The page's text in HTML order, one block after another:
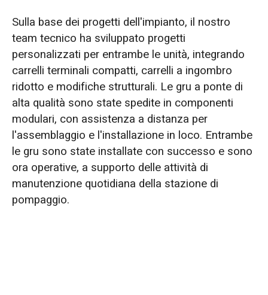
Sulla base dei progetti dell'impianto, il nostro
team tecnico ha sviluppato progetti
personalizzati per entrambe le unità, integrando
carrelli terminali compatti, carrelli a ingombro
ridotto e modifiche strutturali. Le gru a ponte di
alta qualità sono state spedite in componenti
modulari, con assistenza a distanza per
l'assemblaggio e l'installazione in loco. Entrambe
le gru sono state installate con successo e sono
ora operative, a supporto delle attività di
manutenzione quotidiana della stazione di
pompaggio.